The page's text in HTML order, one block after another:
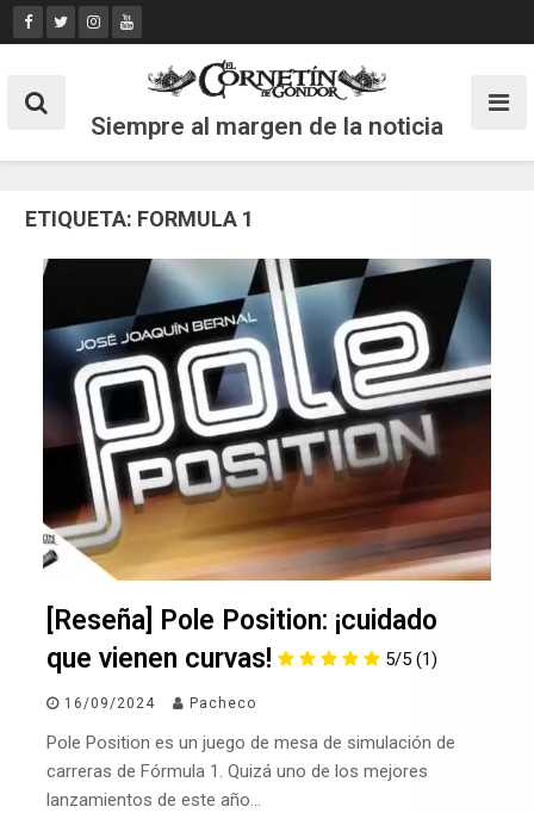
Skip
to
Siempre al margen de la noticia
ETIQUETA: FORMULA 1
[Reseña] Pole Position: ¡cuidado
que vienen curvas!
5/5 (1)
16/09/2024 Pacheco
Pole Position es un juego de mesa de simulación de
carreras de Fórmula 1. Quizá uno de los mejores
lanzamientos de este año…